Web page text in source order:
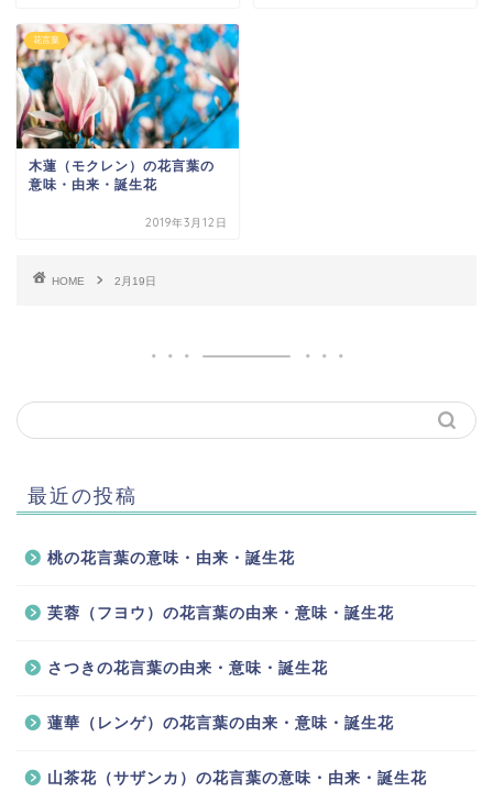
花言葉
木蓮（モクレン）の花言葉の
意味・由来・誕生花
2019年3月12日
HOME 2月19日
最近の投稿
桃の花言葉の意味・由来・誕生花
芙蓉（フヨウ）の花言葉の由来・意味・誕生花
さつきの花言葉の由来・意味・誕生花
蓮華（レンゲ）の花言葉の由来・意味・誕生花
山茶花（サザンカ）の花言葉の意味・由来・誕生花